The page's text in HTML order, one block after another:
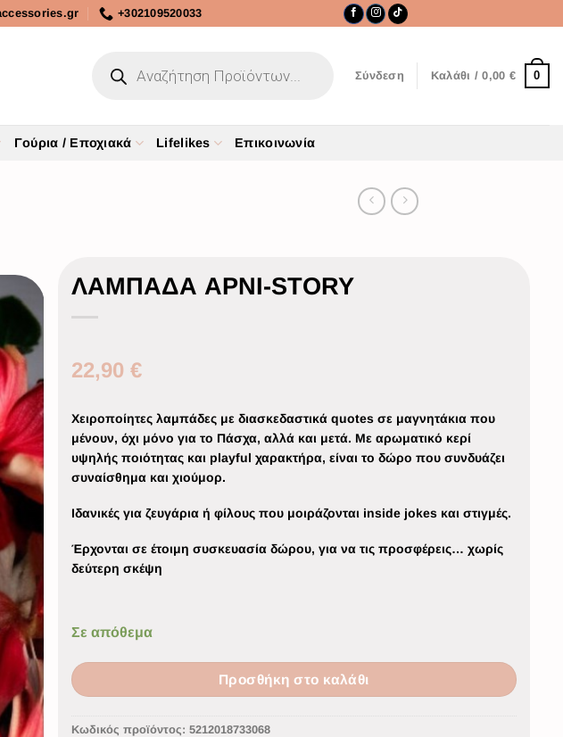
+302109520033
Σύνδεση Καλάθι /0,00 € 0
Γούρια / Εποχιακά Lifelikes Επικοινωνία
ΛΑΜΠΑΔΑ ΑΡΝΙ-STORY
22,90 €
Χειροποίητες λαμπάδες με διασκεδαστικά quotes σε μαγνητάκια που
μένουν, όχι μόνο για το Πάσχα, αλλά και μετά. Με αρωματικό κερί
υψηλής ποιότητας και playful χαρακτήρα, είναι το δώρο που συνδυάζει
συναίσθημα και χιούμορ.
Ιδανικές για ζευγάρια ή φίλους που μοιράζονται inside jokes και στιγμές.
Έρχονται σε έτοιμη συσκευασία δώρου, για να τις προσφέρεις… χωρίς
δεύτερη σκέψη
Σε απόθεμα
Προσθήκη στο καλάθι
Κωδικός προϊόντος: 5212018733068